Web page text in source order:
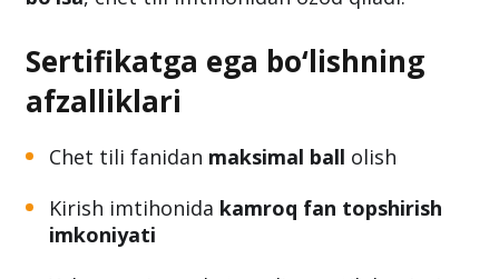
Sertifikatga ega bo‘lishning
afzalliklari
Chet tili fanidan maksimal ball olish
Kirish imtihonida kamroq fan topshirish
imkoniyati